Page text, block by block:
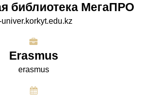
библиотека МегаПРО
univer.korkyt.edu.kz
Erasmus
erasmus